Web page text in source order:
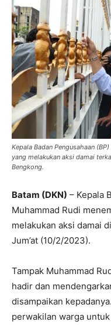
Kepala Badan Pengusahaan
yang melakukan aksi damai
Bengkong.
Batam (DKN) – Kepala
Muhammad Rudi
melakukan aksi damai
Jum’at (10/2/2023).
Tampak Muhammad
hadir dan
disampaikan
perwakilan warga